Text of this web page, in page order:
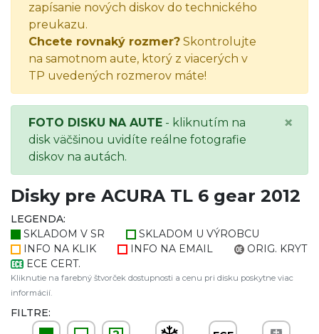
zapísanie nových diskov do technického
preukazu.
Chcete rovnaký rozmer? Skontrolujte
na samotnom aute, ktorý z viacerých v
TP uvedených rozmerov máte!
FOTO DISKU NA AUTE - kliknutím na
disk väčšinou uvidíte reálne fotografie
diskov na autách.
×
Disky pre ACURA TL 6 gear 2012
LEGENDA:
SKLADOM V SR
SKLADOM U VÝROBCU
INFO NA KLIK
INFO NA EMAIL
ORIG. KRYT
ECE CERT.
Kliknutie na farebný štvorček dostupnosti a cenu pri disku poskytne viac
informácií.
FILTRE: